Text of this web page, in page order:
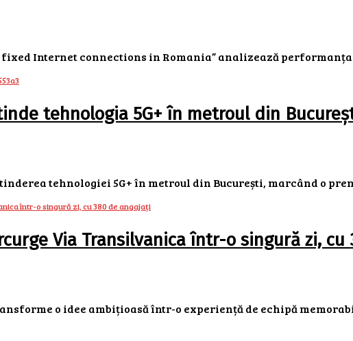
Internet connections in Romania” analizează
tehnologia 5G+ în metroul din
tehnologiei 5G+ în metroul din București, marcând o
Via Transilvanica într-o singură zi, cu
o idee ambițioasă într-o experiență de echipă